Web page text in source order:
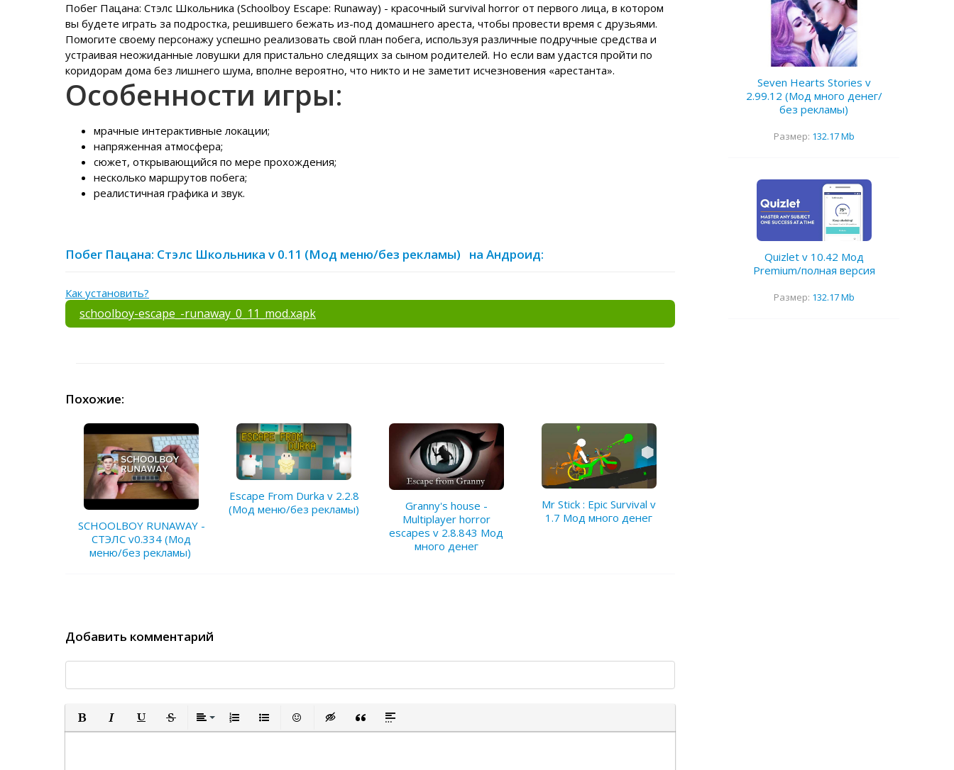
Побег Пацана: Стэлс Школьника (Schoolboy Escape: Runaway) - красочный survival horror от первого лица, в котором
вы будете играть за подростка, решившего бежать из-под домашнего ареста, чтобы провести время с друзьями.
Помогите своему персонажу успешно реализовать свой план побега, используя различные подручные средства и
устраивая неожиданные ловушки для пристально следящих за сыном родителей. Но если вам удастся пройти по
коридорам дома без лишнего шума, вполне вероятно, что никто и не заметит исчезновения «арестанта».
Особенности игры:
мрачные интерактивные локации;
напряженная атмосфера;
сюжет, открывающийся по мере прохождения;
несколько маршрутов побега;
реалистичная графика и звук.
Побег Пацана: Стэлс Школьника v 0.11 (Мод меню/без рекламы) на Андроид:
Как установить?
schoolboy-escape_-runaway_0_11_mod.xapk
Похожие:
SCHOOLBOY RUNAWAY -
СТЭЛС v0.334 (Мод
меню/без рекламы)
Escape From Durka v 2.2.8
(Мод меню/без рекламы)
Granny's house -
Multiplayer horror
escapes v 2.8.843 Мод
много денег
Mr Stick : Epic Survival v
1.7 Мод много денег
Добавить комментарий
Полужирный
КурсивПодчеркнутый
ЗачеркнутыйВыравнивание
Нумерованный список
Маркированный список
Вставить смайлик
Вставка скрытого текста
Вставка цитаты
Вставка спойлера
Seven Hearts Stories v
2.99.12 (Мод много денег/
без рекламы)
Размер: 132.17 Mb
Quizlet v 10.42 Мод
Premium/полная версия
Размер: 132.17 Mb